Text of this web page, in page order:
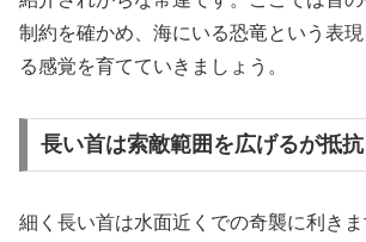
制約を確かめ、海にいる恐竜という表
る感覚を育てていきましょう。
長い首は索敵範囲を広げるが抵
細く長い首は水面近くでの奇襲に利き